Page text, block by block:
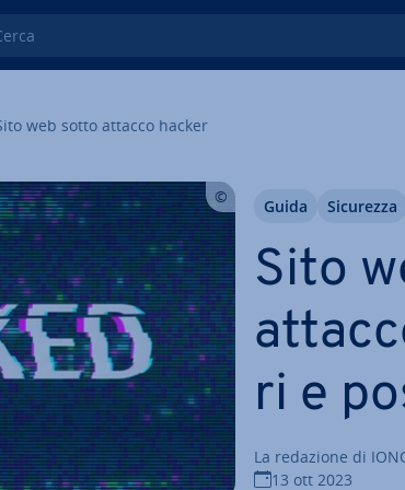
web sotto attacco hacker
Sito
ri e
La redazione di
13 ott 2023
Guida Sicurezza